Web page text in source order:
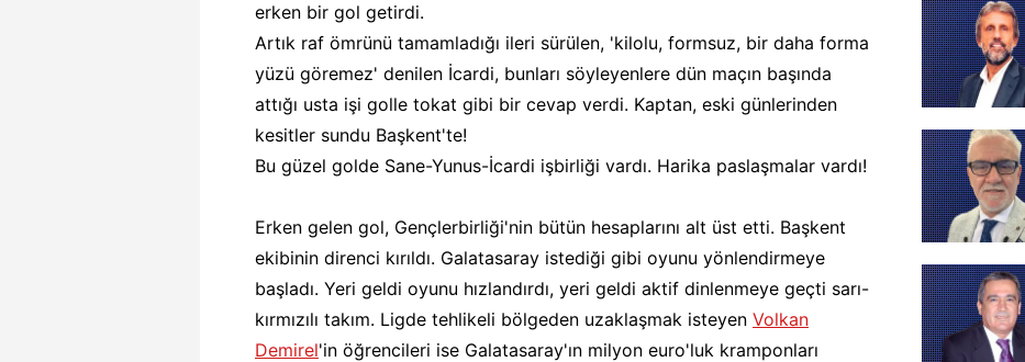
erken bir gol getirdi.
Artık raf ömrünü tamamladığı ileri sürülen, 'kilolu, formsuz, bir daha forma
yüzü göremez' denilen İcardi, bunları söyleyenlere dün maçın başında
attığı usta işi golle tokat gibi bir cevap verdi. Kaptan, eski günlerinden
kesitler sundu Başkent'te!
Bu güzel golde Sane-Yunus-İcardi işbirliği vardı. Harika paslaşmalar vardı!
Erken gelen gol, Gençlerbirliği'nin bütün hesaplarını alt üst etti. Başkent
ekibinin direnci kırıldı. Galatasaray istediği gibi oyunu yönlendirmeye
başladı. Yeri geldi oyunu hızlandırdı, yeri geldi aktif dinlenmeye geçti sarı-
kırmızılı takım. Ligde tehlikeli bölgeden uzaklaşmak isteyen Volkan
Demirel'in öğrencileri ise Galatasaray'ın milyon euro'luk kramponları